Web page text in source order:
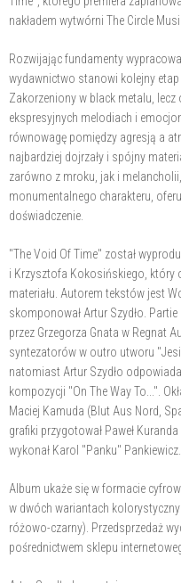
nakładem wytwórni The Circle
Rozwijając fundamenty
wydawnictwo stanowi kolejny etap
Zakorzeniony w black metalu,
ekspresyjnych melodiach i
równowagę pomiędzy agresją a
najbardziej dojrzały i spójny
zarówno z mroku, jak i
monumentalnego charakteru,
doświadczenie.
"The Void Of Time" został
i Krzysztofa Kokosińskiego, który
materiału. Autorem tekstów jest
skomponował Artur Szydło.
przez Grzegorza Gnata w Regnat
syntezatorów w outro utworu
natomiast Artur Szydło
kompozycji "On The Way To...".
Maciej Kamuda (Blut Aus Nord,
grafiki przygotował Paweł
wykonał Karol "Panku" Pankiewicz.
Album ukaże się w formacie
w dwóch wariantach
różowo-czarny). Przedsprzedaż
pośrednictwem sklepu